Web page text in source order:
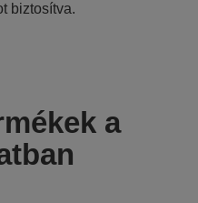
biztosítva.
a